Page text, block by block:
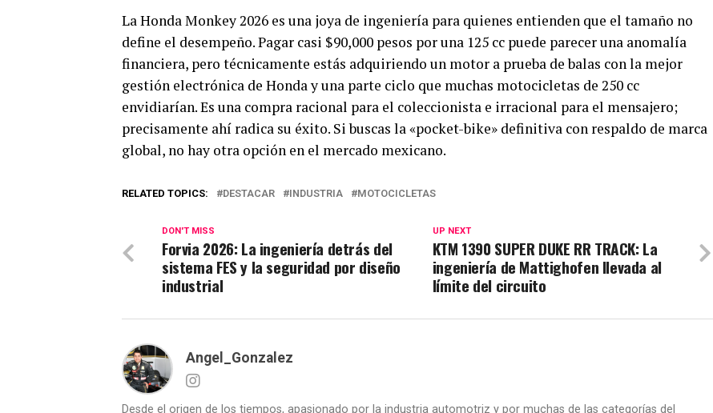
La Honda Monkey 2026 es una joya de ingeniería para quienes entienden que el tamaño no
define el desempeño. Pagar casi $90,000 pesos por una 125 cc puede parecer una anomalía
financiera, pero técnicamente estás adquiriendo un motor a prueba de balas con la mejor
gestión electrónica de Honda y una parte ciclo que muchas motocicletas de 250 cc
envidiarían. Es una compra racional para el coleccionista e irracional para el mensajero;
precisamente ahí radica su éxito. Si buscas la «pocket-bike» definitiva con respaldo de marca
global, no hay otra opción en el mercado mexicano.
RELATED TOPICS: DESTACAR INDUSTRIA MOTOCICLETAS
UP NEXT
KTM 1390 SUPER DUKE RR TRACK: La
ingeniería de Mattighofen llevada al
límite del circuito
DON'T MISS
Forvia 2026: La ingeniería detrás del
sistema FES y la seguridad por diseño
industrial
Angel_Gonzalez
Desde el origen de los tiempos, apasionado por la industria automotriz y por muchas de las categorías del